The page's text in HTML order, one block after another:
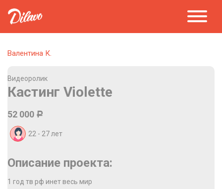
Валентина К.
Видеоролик
Кастинг Violette
52 000 Р
22 - 27 лет
Описание проекта:
1 год тв рф инет весь мир